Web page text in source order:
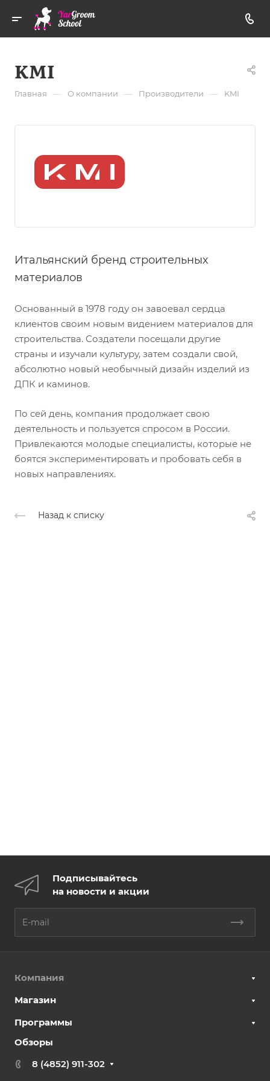
KMI
Главная — О компании — Производители — KMI
Итальянский бренд строительных
материалов
Основанный в 1978 году он завоевал сердца
клиентов своим новым видением материалов для
строительства. Создатели посещали другие
страны и изучали культуру, затем создали свой,
абсолютно новый необычный дизайн изделий из
ДПК и каминов.
По сей день, компания продолжает свою
деятельность и пользуется спросом в России.
Привлекаются молодые специалисты, которые не
боятся экспериментировать и пробовать себя в
новых направлениях.
Назад к списку
Подписывайтесь
на новости и акции
Компания
Магазин
Программы
Обзоры
8 (4852) 911-302